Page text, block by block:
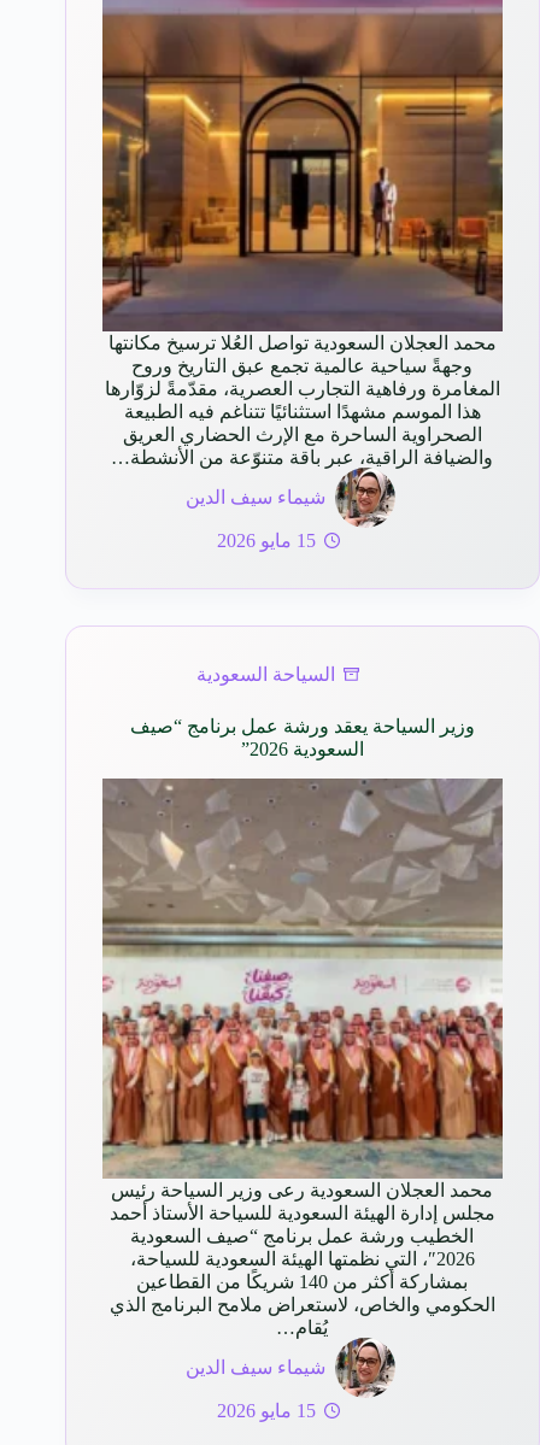
محمد العجلان السعودية تواصل العُلا ترسيخ مكانتها
وجهةً سياحية عالمية تجمع عبق التاريخ وروح
المغامرة ورفاهية التجارب العصرية، مقدّمةً لزوّارها
هذا الموسم مشهدًا استثنائيًا تتناغم فيه الطبيعة
الصحراوية الساحرة مع الإرث الحضاري العريق
والضيافة الراقية، عبر باقة متنوّعة من الأنشطة…
شيماء سيف الدين
15 مايو 2026
السياحة السعودية
وزير السياحة يعقد ورشة عمل برنامج “صيف
السعودية 2026”
محمد العجلان السعودية رعى وزير السياحة رئيس
مجلس إدارة الهيئة السعودية للسياحة الأستاذ أحمد
الخطيب ورشة عمل برنامج “صيف السعودية
2026″، التي نظمتها الهيئة السعودية للسياحة،
بمشاركة أكثر من 140 شريكًا من القطاعين
الحكومي والخاص، لاستعراض ملامح البرنامج الذي
يُقام…
شيماء سيف الدين
15 مايو 2026